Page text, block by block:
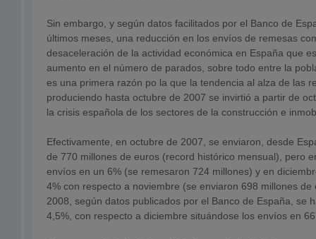
Sin embargo, y según datos facilitados por el Banco de
últimos meses, una reducción en los envíos de remesas
desaceleración de la actividad económica en España que
aumento en el número de parados, sobre todo entre la
es una primera razón po la que la tendencia al alza de las
produciendo hasta octubre de 2007 se invirtió a partir de
la crisis española de los sectores de la construcción e
Efectivamente, en octubre de 2007, se enviaron, desde
de 770 millones de euros (record histórico mensual), pero
envíos en un 6% (se remesaron 724 millones) y en
4% con respecto a noviembre (se enviaron 698 millones de
2008, según datos publicados por el Banco de España, se
4,5%, con respecto a diciembre situándose los envíos en